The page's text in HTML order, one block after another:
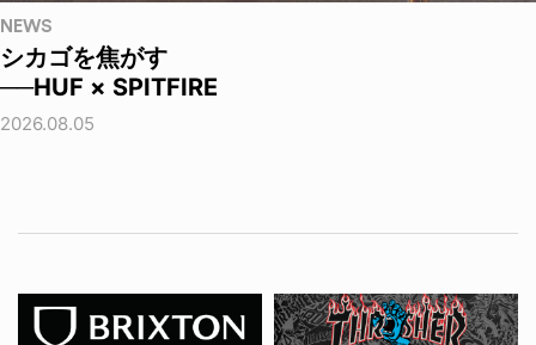
NEWS
シカゴを焦がす
──HUF × SPITFIRE
2026.08.05